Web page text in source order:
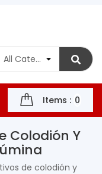
Items : 0
Colodión Y
de colodión y